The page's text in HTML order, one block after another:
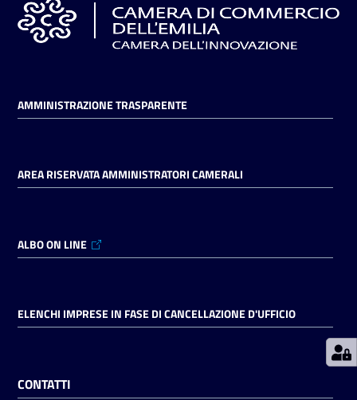
l'Impresa
e
digitale
Pagamenti
AMMINISTRAZIONE TRASPARENTE
AREA RISERVATA AMMINISTRATORI CAMERALI
ALBO ON LINE
ELENCHI IMPRESE IN FASE DI CANCELLAZIONE D'UFFICIO
CONTATTI